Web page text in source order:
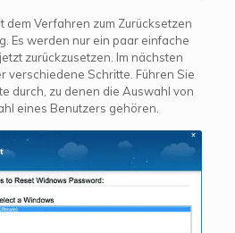
dem Verfahren zum Zurücksetzen
Es werden nur ein paar einfache
zurückzusetzen. Im nächsten
verschiedene Schritte. Führen Sie
durch, zu denen die Auswahl von
eines Benutzers gehören.